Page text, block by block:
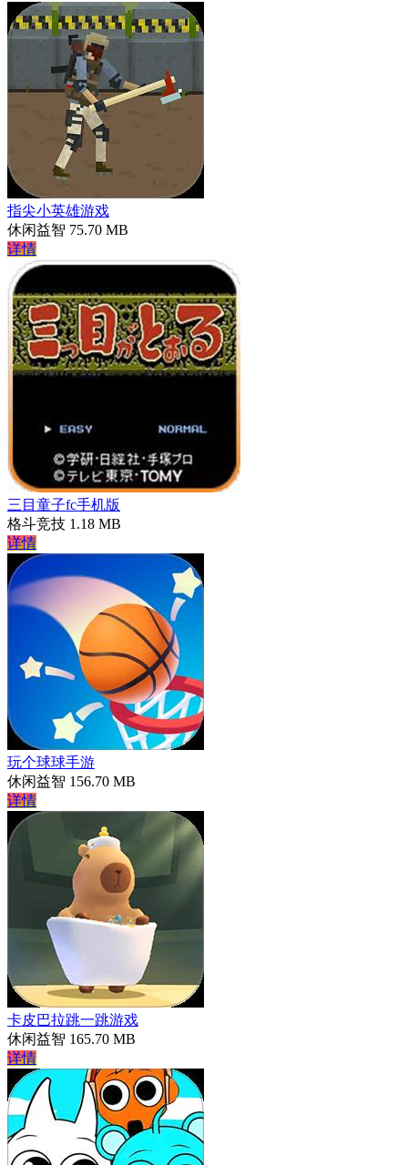
指尖小英雄游戏
休闲益智 75.70 MB
详情
三目童子fc手机版
格斗竞技 1.18 MB
详情
玩个球球手游
休闲益智 156.70 MB
详情
卡皮巴拉跳一跳游戏
休闲益智 165.70 MB
详情